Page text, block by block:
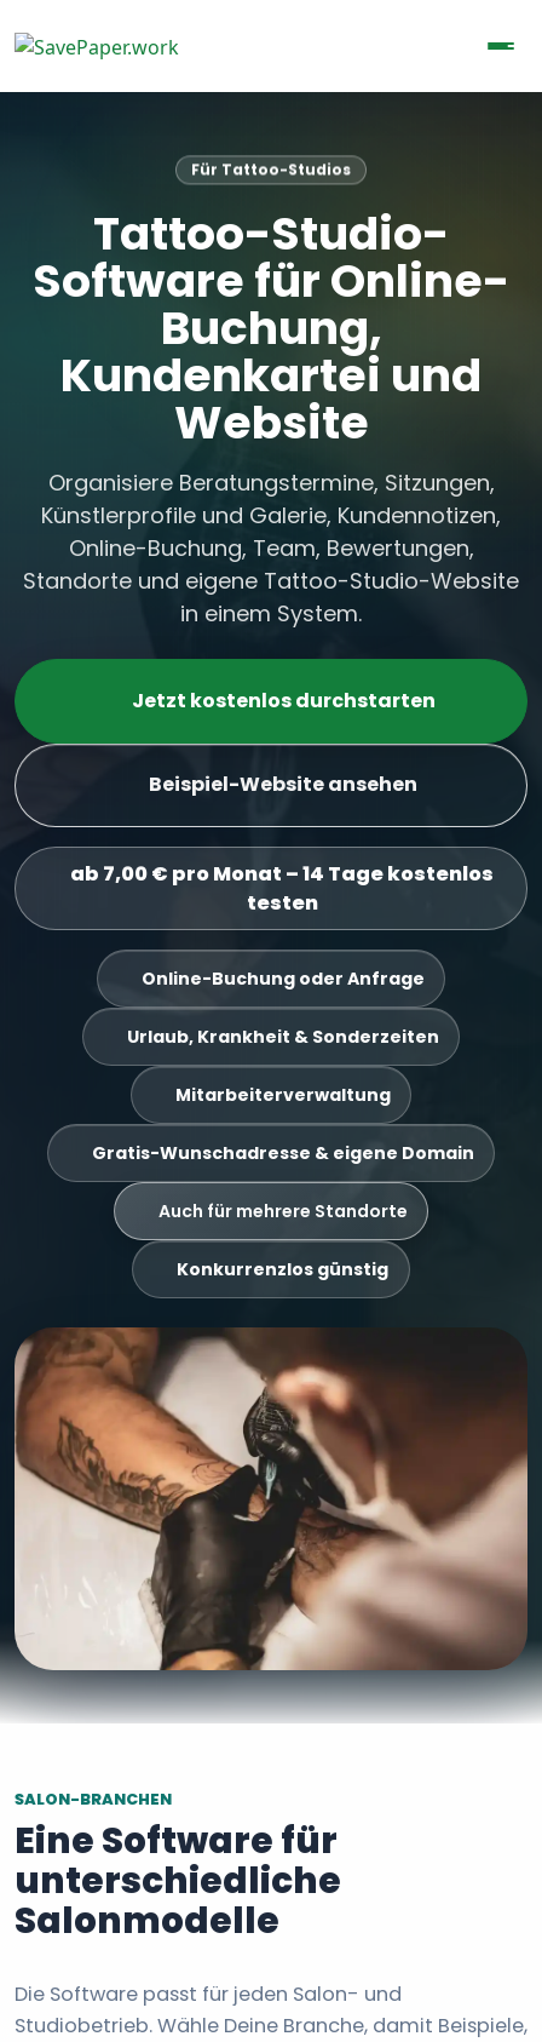
Für Tattoo-Studios
Tattoo-Studio-
Software für Online-
Buchung,
Kundenkartei und
Website
Organisiere Beratungstermine, Sitzungen,
Künstlerprofile und Galerie, Kundennotizen,
Online-Buchung, Team, Bewertungen,
Standorte und eigene Tattoo-Studio-Website
in einem System.
Jetzt kostenlos durchstarten
Beispiel-Website ansehen
ab 7,00 € pro Monat – 14 Tage kostenlos
testen
Online-Buchung oder Anfrage
Urlaub, Krankheit & Sonderzeiten
Mitarbeiterverwaltung
Gratis-Wunschadresse & eigene Domain
Auch für mehrere Standorte
Konkurrenzlos günstig
SALON-BRANCHEN
Eine Software für
unterschiedliche
Salonmodelle
Die Software passt für jeden Salon- und
Studiobetrieb. Wähle Deine Branche, damit Beispiele,